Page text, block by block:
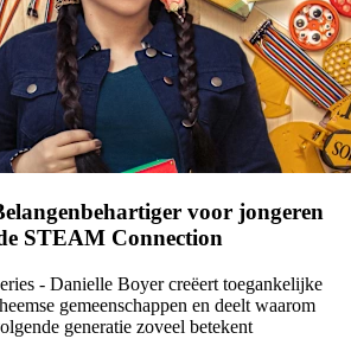
voor jongeren
STEAM Connection
- Danielle Boyer creëert toegankelijke
gemeenschappen en deelt waarom
generatie zoveel betekent